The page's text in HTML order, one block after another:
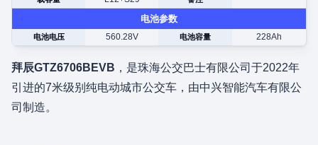
电池参数
电池电压 560.28V 电池容量 228Ah
拜辰GTZ6706BEVB ，是珠海公交巴士有限公司于2022年
引进的7米级别纯电动城市公交车，由中兴智能汽车有限公
司制造。